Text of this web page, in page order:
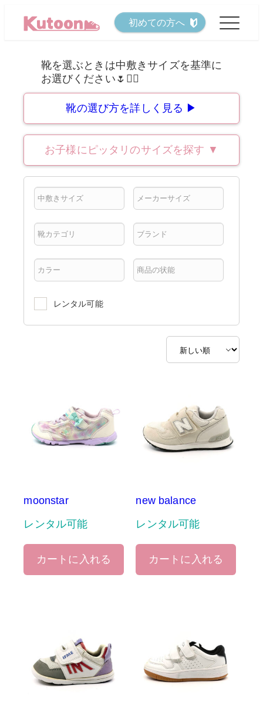
初めての方へ
靴の選び方を詳しく見る ▶
お子様にピッタリのサイズを探す ▼
レンタル可能
moonstar
レンタル可能
カートに入れる
new balance
レンタル可能
カートに入れる